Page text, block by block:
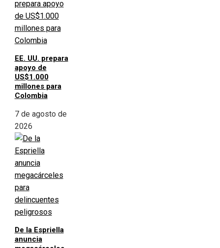
EE. UU. prepara
apoyo de
US$1.000
millones para
Colombia
7 de agosto de
2026
De la Espriella
anuncia